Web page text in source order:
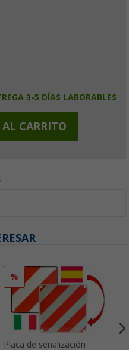
3-5 DÍAS LABORABLES
CARRITO
%
Placa de señalización